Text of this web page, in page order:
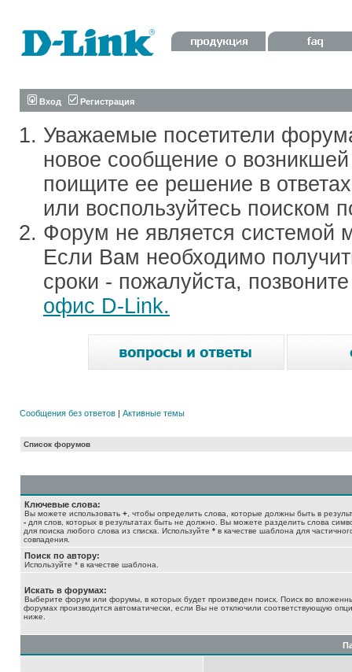
Вход Регистрация
Уважаемые посетители
новое сообщение о
поищите ее решение в
или воспользуйтесь поиском
Форум не является системой
Если Вам необходимо
сроки - пожалуйста,
офис D-Link.
Сообщения без ответов | Активные темы
Список форумов
Ключевые слова:
Вы можете использовать + , чтобы определить слова, которые должны быть в
- для слов, которых в результатах быть не должно. Вы можете разделить слова
для поиска любого слова из списка. Используйте * в качестве шаблона для
совпадения.
Поиск по автору:
Используйте * в качестве шаблона.
Искать в форумах:
Выберите форум или форумы, в которых будет произведен поиск. Поиск во
форумах производится автоматически, если Вы не отключили соответствующую
ниже.